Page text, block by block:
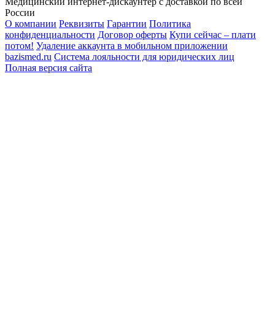
России
О компании Реквизиты Гарантии Политика
конфиденциальности Договор оферты Купи сейчас – плати
потом! Удаление аккаунта в мобильном приложении
bazismed.ru Система лояльности для юридических лиц
Полная версия сайта